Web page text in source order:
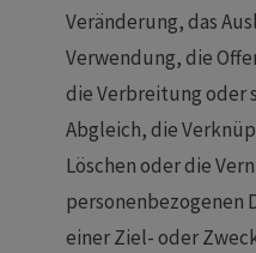
Veränderung, das
Verwendung, die
die Verbreitung oder
Abgleich, die
Löschen oder die
personenbezogenen
einer Ziel- oder